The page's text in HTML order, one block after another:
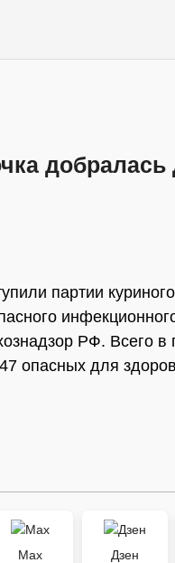
добралась
партии
РФ. Всего
опасных для
Max Дзен